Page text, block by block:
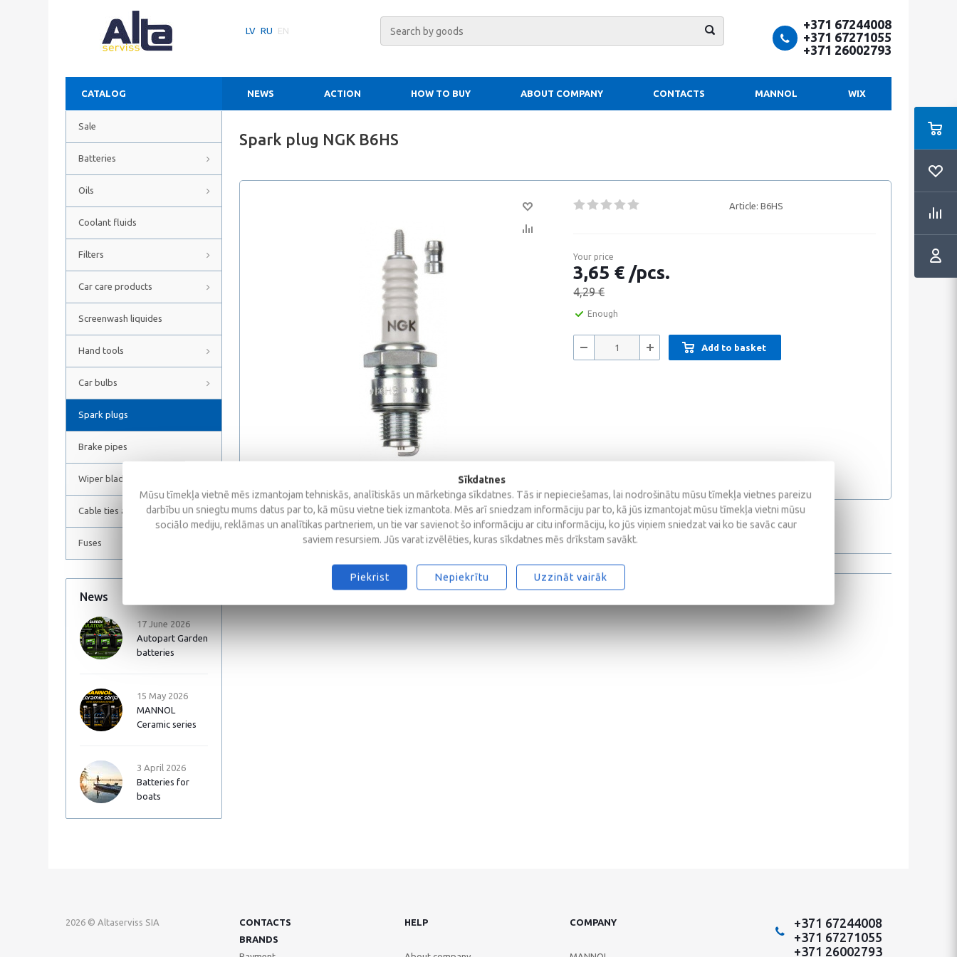
LV RU EN
+371 67244008
+371 67271055
+371 26002793
CATALOG NEWS ACTION HOW TO BUY ABOUT COMPANY CONTACTS MANNOL WIX
Sale
Batteries
Oils
Coolant fluids
Filters
Car care products
Screenwash liquides
Hand tools
Car bulbs
Spark plugs
Brake pipes
Wiper blades
Cable ties and Hose clamps
Fuses
News
17 June 2026
Autopart Garden
batteries
15 May 2026
MANNOL
Ceramic series
3 April 2026
Batteries for
boats
Spark plug NGK B6HS
Article: B6HS
Your price
3,65 € /pcs.
4,29 €
Enough
Add to basket
2026 © Altaserviss SIA CONTACTS HELP
COMPANY
BRANDS
+371 67244008
+371 67271055
+371 26002793
Sīkdatnes
Mūsu tīmekļa vietnē mēs izmantojam tehniskās, analītiskās un mārketinga sīkdatnes. Tās ir nepieciešamas, lai nodrošinātu mūsu tīmekļa vietnes pareizu
darbību un sniegtu mums datus par to, kā mūsu vietne tiek izmantota. Mēs arī sniedzam informāciju par to, kā jūs izmantojat mūsu tīmekļa vietni mūsu
sociālo mediju, reklāmas un analītikas partneriem, un tie var savienot šo informāciju ar citu informāciju, ko jūs viņiem sniedzat vai ko tie savāc caur
saviem resursiem. Jūs varat izvēlēties, kuras sīkdatnes mēs drīkstam savākt.
Piekrist Nepiekrītu Uzzināt vairāk